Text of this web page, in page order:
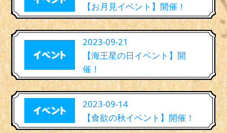
【お月見イベント】開催！
2023-09-21
【海王星の日イベント】開
催！
2023-09-14
【食欲の秋イベント】開催！